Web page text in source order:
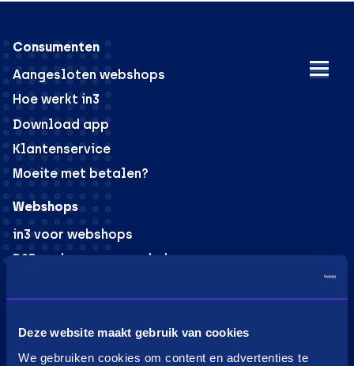
Deze website maakt gebruik van cookies
We gebruiken cookies om content en advertenties te
Consumenten
Aangesloten webshops
Hoe werkt in3
Download app
Klantenservice
Moeite met betalen?
Webshops
in3 voor webshops
B2B verkoop voor webshops
Marketing materiaal
in3 omzetcalculator